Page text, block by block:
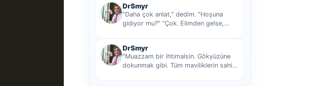
DrSmyr
"Daha çok anlat," dedim. "Hoşuna
gidiyor mu?" "Çok. Elimden gelse,
DrSmyr
"Muazzam bir ihtimalsin. Gökyüzüne
dokunmak gibi. Tüm maviliklerin sahibi